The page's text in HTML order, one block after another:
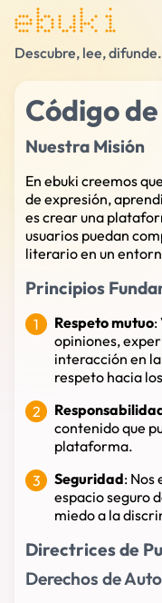
ebuki
Descubre, lee, difunde.
Código
Nuestra Misión
En ebuki creemos
de expresión,
es crear una
usuarios puedan
literario en un
Principios
Respeto mutuo:
opiniones,
interacción en
respeto hacia
contenido que
plataforma.
Seguridad: Nos
espacio seguro
miedo a la
Directrices de
Derechos de